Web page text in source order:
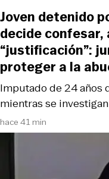
hace 41 min
Imputado de 24 años
mientras se
Joven detenido
decide confesar,
“justificación”:
proteger a la